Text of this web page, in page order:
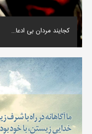
کجایند مردان بی ادعا…